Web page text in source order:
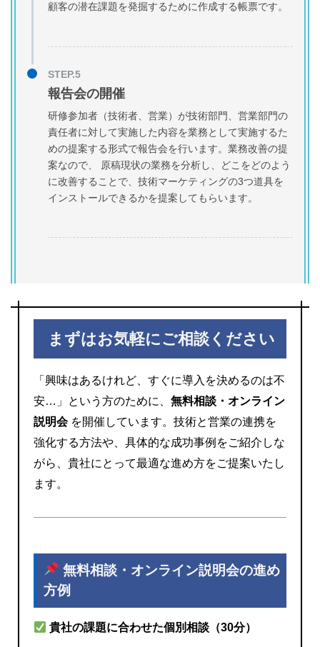
顧客の潜在課題を発掘するために作成する帳票です。
報告会の開催
研修参加者（技術者、営業）が技術部門、営業部門の
責任者に対して実施した内容を業務として実施するた
めの提案する形式で報告会を行います。業務改善の提
案なので、 原稿現状の業務を分析し、どこをどのよう
に改善することで、技術マーケティングの3つ道具を
インストールできるかを提案してもらいます。
まずはお気軽にご相談ください
「興味はあるけれど、すぐに導入を決めるのは不
安…」という方のために、 無料相談・オンライン
説明会を開催しています。技術と営業の連携を
強化する方法や、具体的な成功事例をご紹介しな
がら、貴社にとって最適な進め方をご提案いたし
ます。
無料相談・オンライン説明会の進め
方例
貴社の課題に合わせた個別相談（30分）